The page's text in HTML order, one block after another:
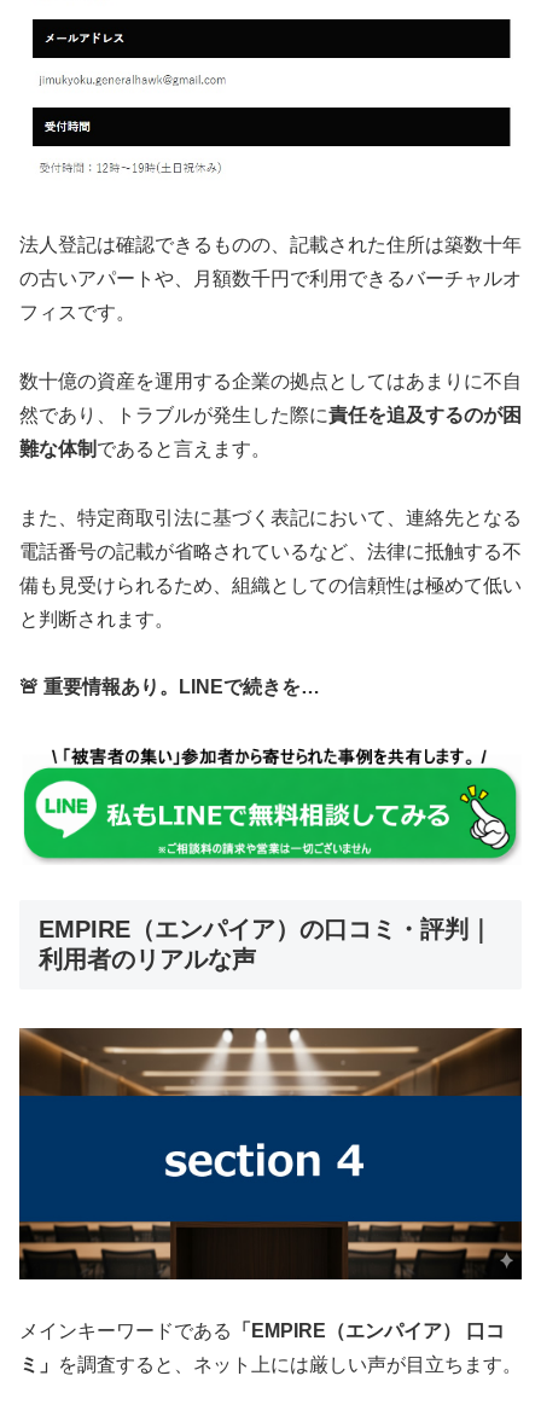
法人登記は確認できるものの、記載された住所は築数十年
の古いアパートや、月額数千円で利用できるバーチャルオ
フィスです。
数十億の資産を運用する企業の拠点としてはあまりに不自
然であり、トラブルが発生した際に責任を追及するのが困
難な体制 であると言えます。
また、特定商取引法に基づく表記において、連絡先となる
電話番号の記載が省略されているなど、法律に抵触する不
備も見受けられるため、組織としての信頼性は極めて低い
と判断されます。
🚨 重要情報あり。LINEで続きを…
EMPIRE（エンパイア）の口コミ・評判｜
利用者のリアルな声
メインキーワードである
「EMPIRE（エンパイア） 口コ
ミ」
を調査すると、ネット上には厳しい声が目立ちます。